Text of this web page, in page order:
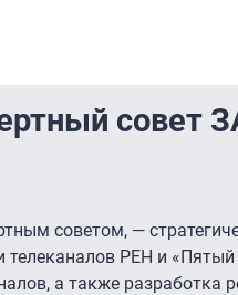
совет
советом, —
телеканалов РЕН и
а также